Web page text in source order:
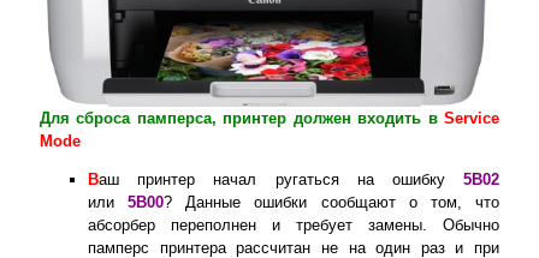
Для сброса памперса, принтер должен входить в Service
Mode
Ваш принтер начал ругаться на ошибку 5B02
или5B00? Данные ошибки сообщают о том, что
абсорбер переполнен и требует замены. Обычно
памперс принтера рассчитан не на один раз и при